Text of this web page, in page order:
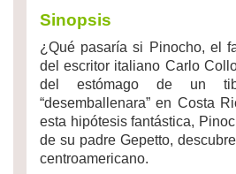
Sinopsis
¿Qué pasaría si Pinocho, el
del escritor italiano Carlo
del estómago de un
“desemballenara” en Costa
esta hipótesis fantástica,
de su padre Gepetto,
centroamericano.